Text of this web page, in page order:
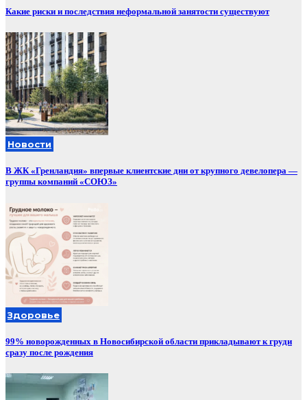
Какие риски и последствия неформальной занятости существуют
Новости
В ЖК «Гренландия» впервые клиентские дни от крупного девелопера —
группы компаний «СОЮЗ»
Здоровье
99% новорожденных в Новосибирской области прикладывают к груди
сразу после рождения